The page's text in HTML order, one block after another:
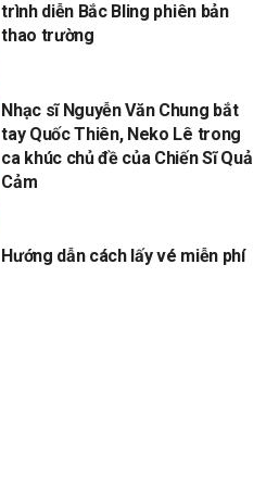
trình diễn Bắc Bling phiên bản
thao trường
Nhạc sĩ Nguyễn Văn Chung bắt
tay Quốc Thiên, Neko Lê trong
ca khúc chủ đề của Chiến Sĩ Quả
Cảm
Hướng dẫn cách lấy vé miễn phí